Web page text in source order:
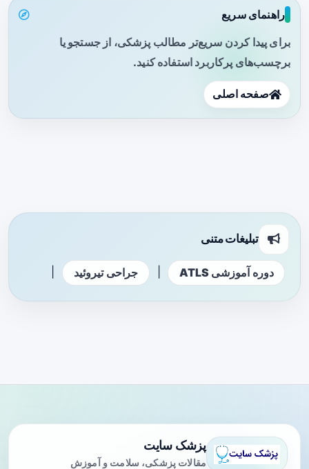
راهنمای سریع
برای پیدا کردن سریع‌تر مطالب پزشکی، از جستجو یا
برچسب‌های پرکاربرد استفاده کنید.
صفحه اصلی
تبلیغات متنی
دوره آموزشی ATLS جراحی تیروئید
پزشک سایت
مقالات پزشکی، سلامت و آموزش